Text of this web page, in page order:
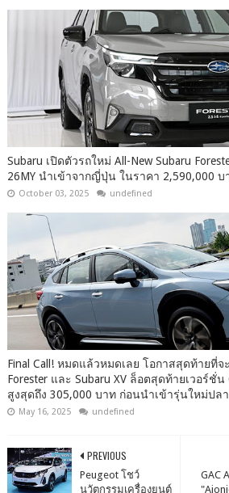
Subaru เปิดตัวรถใหม่ All-New Subaru
26MY นำเข้าจากญี่ปุ่น ในราคา 2,590,000 บ
October 03, 2025 undefined
Final Call! หมดแล้วหมดเลย โอกาสสุดท้ายที่จ
Forester และ Subaru XV ล็อตสุดท้ายเวอร์ชั่
สูงสุดถึง 305,000 บาท ก่อนนำเข้ารุ่นใหม่ปล
May 16, 2025 undefined
GAC
PREVIOUS
Peugeot โชว์
นวัตกรรมเครื่องยนต์